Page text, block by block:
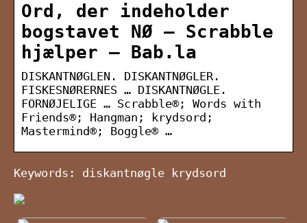
Ord, der indeholder
bogstavet NØ – Scrabble
hjælper – Bab.la
DISKANTNØGLEN. DISKANTNØGLER.
FISKESNØRERNES … DISKANTNØGLE.
FORNØJELIGE … Scrabble®; Words with
Friends®; Hangman; krydsord;
Mastermind®; Boggle® …
Keywords: diskantnøgle krydsord